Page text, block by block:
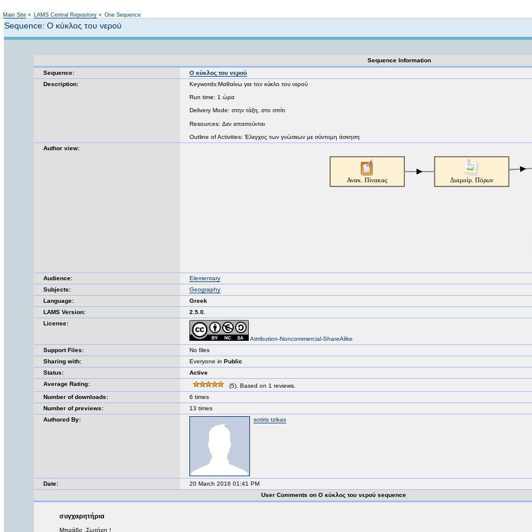
Main Site » LAMS Central Repository » One Sequence
Sequence: Ο κύκλος του νερού
Sequence Information
Sequence:
Ο κύκλος του νερού
Description: Keywords:Μαθαίνω για τον κύκλο του νερού
Run time: 1 ώρα
Delivery Mode: στην τάξη, στο σπίτι
Resources: Δεν απαιτούνται
Outline of Activities: Έλεγχος των γνώσεων με σύντομη άσκηση
Author view:
Audience:
Elementary
Subjects:
Geography
Language:
Greek
LAMS Version:
2.5.0.
License:
Attribution-Noncommercial-ShareAlike
Support Files:
No files
Sharing with:
Everyone in Public
Status:
Active
Average Rating:
(5). Based on 1 reviews.
Number of downloads:
6 times
Number of previews:
13 times
Authored By:
sotiris tzikas
Date:
20 March 2016 01:41 PM
User Comments on Ο κύκλος του νερού sequence
συγχαρητήρια
Μπράβο ,Σωτήρη !